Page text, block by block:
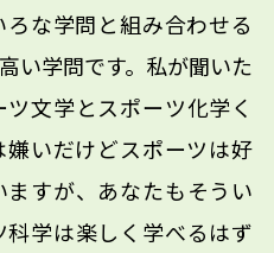
な学問と組み合わせる
い学問です。私が聞いた
文学とスポーツ化学く
いだけどスポーツは好
すが、あなたもそうい
学は楽しく学べるはず